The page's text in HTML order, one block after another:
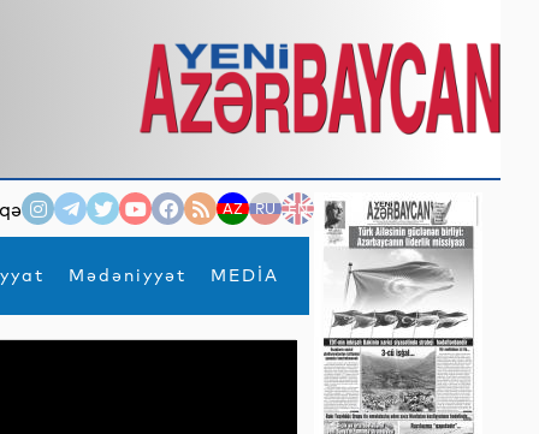
AZ RU EN
Mədəniyyət MEDİA
×